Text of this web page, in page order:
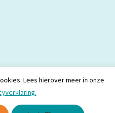
Lees hierover meer in onze